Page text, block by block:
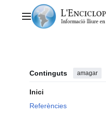
contingutMenú principal
Continguts amagar
Inici
Referències